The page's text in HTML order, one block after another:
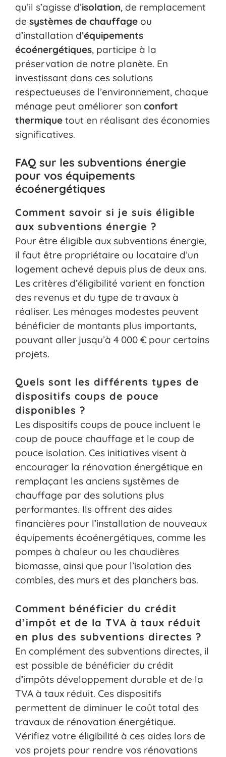
qu’il s’agisse d’isolation, de remplacement
de systèmes de chauffage ou
d’installation d’équipements
écoénergétiques, participe à la
préservation de notre planète. En
investissant dans ces solutions
respectueuses de l’environnement, chaque
ménage peut améliorer son confort
thermique tout en réalisant des économies
significatives.
FAQ sur les subventions énergie
pour vos équipements
écoénergétiques
Comment savoir si je suis éligible
aux subventions énergie ?
Pour être éligible aux subventions énergie,
il faut être propriétaire ou locataire d’un
logement achevé depuis plus de deux ans.
Les critères d’éligibilité varient en fonction
des revenus et du type de travaux à
réaliser. Les ménages modestes peuvent
bénéficier de montants plus importants,
pouvant aller jusqu’à 4 000 € pour certains
projets.
Quels sont les différents types de
dispositifs coups de pouce
disponibles ?
Les dispositifs coups de pouce incluent le
coup de pouce chauffage et le coup de
pouce isolation. Ces initiatives visent à
encourager la rénovation énergétique en
remplaçant les anciens systèmes de
chauffage par des solutions plus
performantes. Ils offrent des aides
financières pour l’installation de nouveaux
équipements écoénergétiques, comme les
pompes à chaleur ou les chaudières
biomasse, ainsi que pour l’isolation des
combles, des murs et des planchers bas.
Comment bénéficier du crédit
d’impôt et de la TVA à taux réduit
en plus des subventions directes ?
En complément des subventions directes, il
est possible de bénéficier du crédit
d’impôts développement durable et de la
TVA à taux réduit. Ces dispositifs
permettent de diminuer le coût total des
travaux de rénovation énergétique.
Vérifiez votre éligibilité à ces aides lors de
vos projets pour rendre vos rénovations